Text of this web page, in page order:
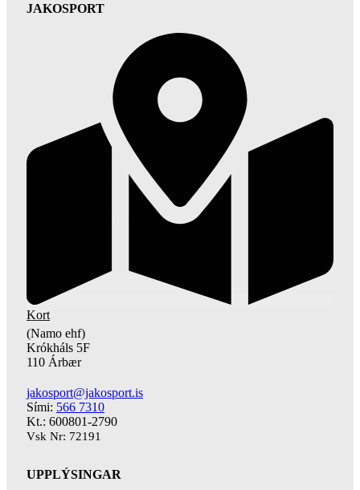
JAKOSPORT
Kort
(Namo ehf)
Krókháls 5F
110 Árbær
jakosport@jakosport.is
Sími: 566 7310
Kt.: 600801-2790
Vsk Nr: 72191
UPPLÝSINGAR